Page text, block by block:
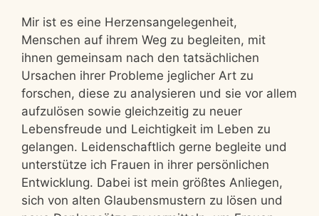
Mir ist es eine Herzensangelegenheit,
Menschen auf ihrem Weg zu begleiten, mit
ihnen gemeinsam nach den tatsächlichen
Ursachen ihrer Probleme jeglicher Art zu
forschen, diese zu analysieren und sie vor allem
aufzulösen sowie gleichzeitig zu neuer
Lebensfreude und Leichtigkeit im Leben zu
gelangen. Leidenschaftlich gerne begleite und
unterstütze ich Frauen in ihrer persönlichen
Entwicklung. Dabei ist mein größtes Anliegen,
sich von alten Glaubensmustern zu lösen und